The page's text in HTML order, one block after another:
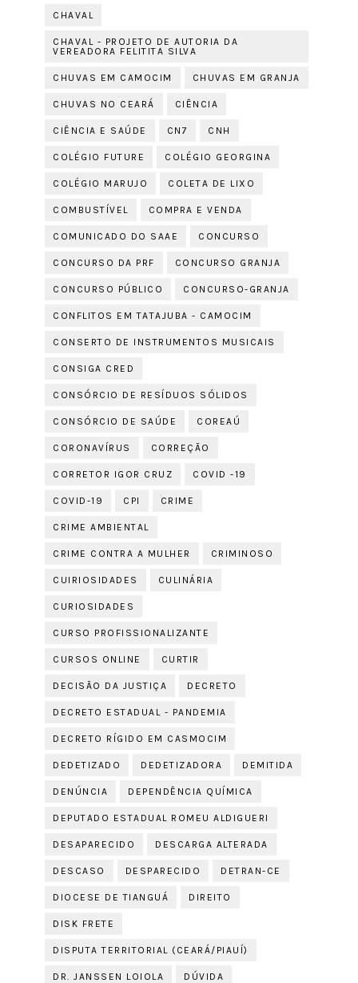
CHAVAL
CHAVAL - PROJETO DE AUTORIA DA
VEREADORA FELITITA SILVA
CHUVAS EM CAMOCIM CHUVAS EM GRANJA
CHUVAS NO CEARÁ CIÊNCIA
CIÊNCIA E SAÚDE CN7 CNH
COLÉGIO FUTURE COLÉGIO GEORGINA
COLÉGIO MARUJO COLETA DE LIXO
COMBUSTÍVEL COMPRA E VENDA
COMUNICADO DO SAAE CONCURSO
CONCURSO DA PRF CONCURSO GRANJA
CONCURSO PÚBLICO CONCURSO-GRANJA
CONFLITOS EM TATAJUBA - CAMOCIM
CONSERTO DE INSTRUMENTOS MUSICAIS
CONSIGA CRED
CONSÓRCIO DE RESÍDUOS SÓLIDOS
CONSÓRCIO DE SAÚDE COREAÚ
CORONAVÍRUS CORREÇÃO
CORRETOR IGOR CRUZ COVID -19
COVID-19 CPI CRIME
CRIME AMBIENTAL
CRIME CONTRA A MULHER CRIMINOSO
CUIRIOSIDADES CULINÁRIA
CURIOSIDADES
CURSO PROFISSIONALIZANTE
CURSOS ONLINE CURTIR
DECISÃO DA JUSTIÇA DECRETO
DECRETO ESTADUAL - PANDEMIA
DECRETO RÍGIDO EM CASMOCIM
DEDETIZADO DEDETIZADORA DEMITIDA
DENÚNCIA DEPENDÊNCIA QUÍMICA
DEPUTADO ESTADUAL ROMEU ALDIGUERI
DESAPARECIDO DESCARGA ALTERADA
DESCASO DESPARECIDO DETRAN-CE
DIOCESE DE TIANGUÁ DIREITO
DISK FRETE
DISPUTA TERRITORIAL (CEARÁ/PIAUÍ)
DR. JANSSEN LOIOLA DÚVIDA